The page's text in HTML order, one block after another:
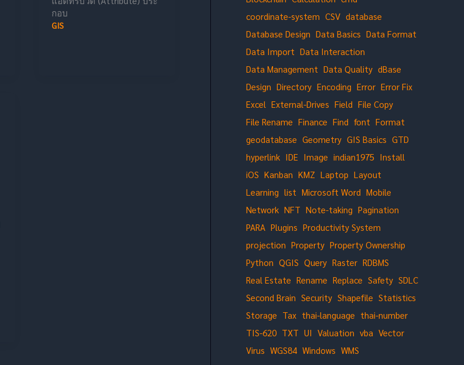
กอบ
GIS
coordinate-system CSV database
Database Design Data Basics Data Format
Data Import Data Interaction
Data Management Data Quality dBase
Design Directory Encoding Error Error Fix
Excel External-Drives Field File Copy
File Rename Finance Find font Format
geodatabase Geometry GIS Basics GTD
hyperlink IDE Image indian1975 Install
iOS Kanban KMZ Laptop Layout
Learning list Microsoft Word Mobile
Network NFT Note-taking Pagination
PARA Plugins Productivity System
projection Property Property Ownership
Python QGIS Query Raster RDBMS
Real Estate Rename Replace Safety SDLC
Second Brain Security Shapefile Statistics
Storage Tax thai-language thai-number
TIS-620 TXT UI Valuation vba Vector
Virus WGS84 Windows WMS